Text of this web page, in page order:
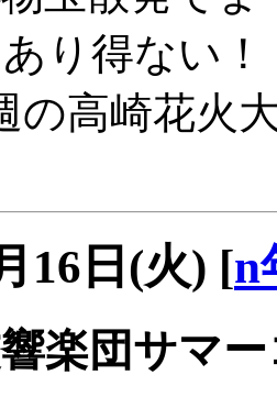
り得ない！
の高崎花火
16日(火) [n
楽団サマ